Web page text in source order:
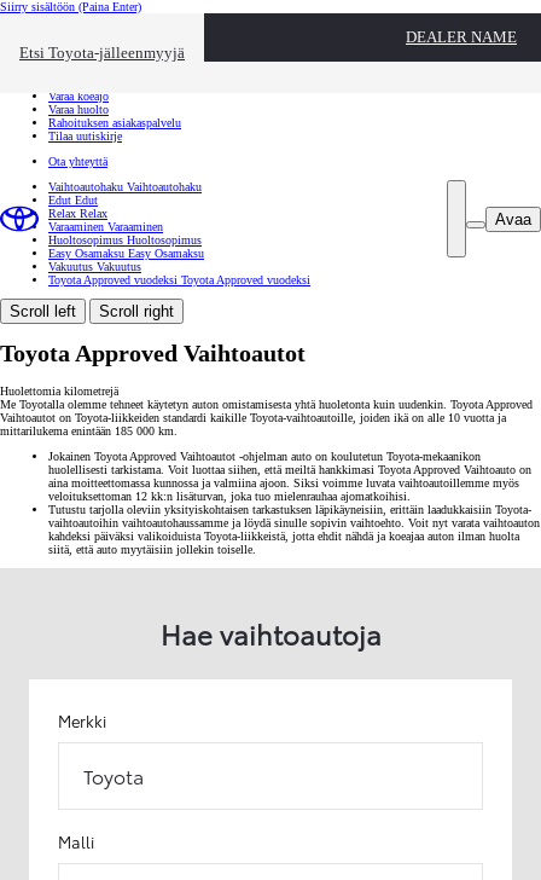
Siirry sisältöön (Paina Enter)
Etsi Toyota-jälleenmyyjä
DEALER NAME
Toyota palvelee Sulje
Varaa koeajo
Varaa huolto
Rahoituksen asiakaspalvelu
Tilaa uutiskirje
Ota yhteyttä
Avaa
Vaihtoautohaku Vaihtoautohaku
Edut Edut
Relax Relax
Varaaminen Varaaminen
Huoltosopimus Huoltosopimus
Easy Osamaksu Easy Osamaksu
Vakuutus Vakuutus
Toyota Approved vuodeksi Toyota Approved vuodeksi
Scroll left Scroll right
Toyota Approved Vaihtoautot
Huolettomia kilometrejä
Me Toyotalla olemme tehneet käytetyn auton omistamisesta yhtä huoletonta kuin uudenkin. Toyota Approved
Vaihtoautot on Toyota-liikkeiden standardi kaikille Toyota-vaihtoautoille, joiden ikä on alle 10 vuotta ja
mittarilukema enintään 185 000 km.
Jokainen Toyota Approved Vaihtoautot -ohjelman auto on koulutetun Toyota-mekaanikon
huolellisesti tarkistama. Voit luottaa siihen, että meiltä hankkimasi Toyota Approved Vaihtoauto on
aina moitteettomassa kunnossa ja valmiina ajoon. Siksi voimme luvata vaihtoautoillemme myös
veloituksettoman 12 kk:n lisäturvan, joka tuo mielenrauhaa ajomatkoihisi.
Tutustu tarjolla oleviin yksityiskohtaisen tarkastuksen läpikäyneisiin, erittäin laadukkaisiin Toyota-
vaihtoautoihin vaihtoautohaussamme ja löydä sinulle sopivin vaihtoehto. Voit nyt varata vaihtoauton
kahdeksi päiväksi valikoiduista Toyota-liikkeistä, jotta ehdit nähdä ja koeajaa auton ilman huolta
siitä, että auto myytäisiin jollekin toiselle.
Hae vaihtoautoja
Merkki
Toyota
Malli